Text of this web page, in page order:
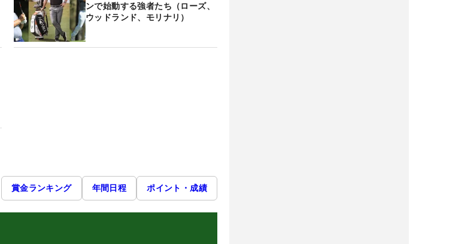
ンで始動する強者たち（ローズ、
ウッドランド、モリナリ）
賞金ランキング 年間日程 ポイント・成績